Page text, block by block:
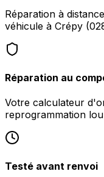
Réparation à
véhicule à Crépy
Réparation au
Votre calculateur
reprogrammation
Testé avant renvoi